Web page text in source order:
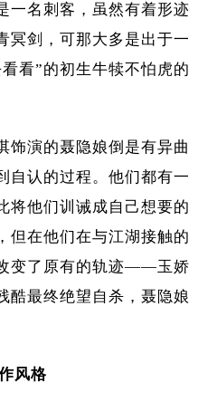
一名刺客，虽然有着形迹
冥剑，可那大多是出于一
看”的初生牛犊不怕虎的
饰演的聂隐娘倒是有异曲
自认的过程。他们都有一
将他们训诫成自己想要的
但在他们在与江湖接触的
变了原有的轨迹——玉娇
酷最终绝望自杀，聂隐娘
风格